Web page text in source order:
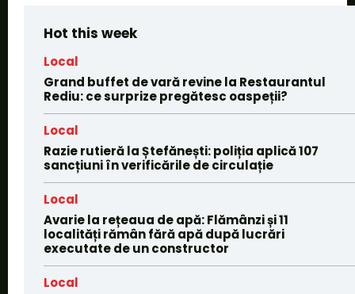
Hot this week
Local
Grand buffet de vară revine la Restaurantul
Rediu: ce surprize pregătesc oaspeții?
Local
Razie rutieră la Ștefănești: poliția aplică 107
sancțiuni în verificările de circulație
Local
Avarie la rețeaua de apă: Flămânzi și 11
localități rămân fără apă după lucrări
executate de un constructor
Local